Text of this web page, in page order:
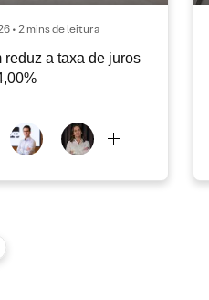
• 2 mins de leitura
reduz a taxa de juros